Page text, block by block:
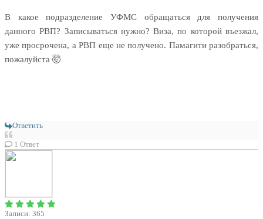
В какое подразделение УФМС обращаться для получения
данного РВП? Записываться нужно? Виза, по которой въезжал,
уже просрочена, а РВП еще не получено. Памагити разобраться,
пожалуйста 🤯
Ответить
1 Ответ
Записи: 365